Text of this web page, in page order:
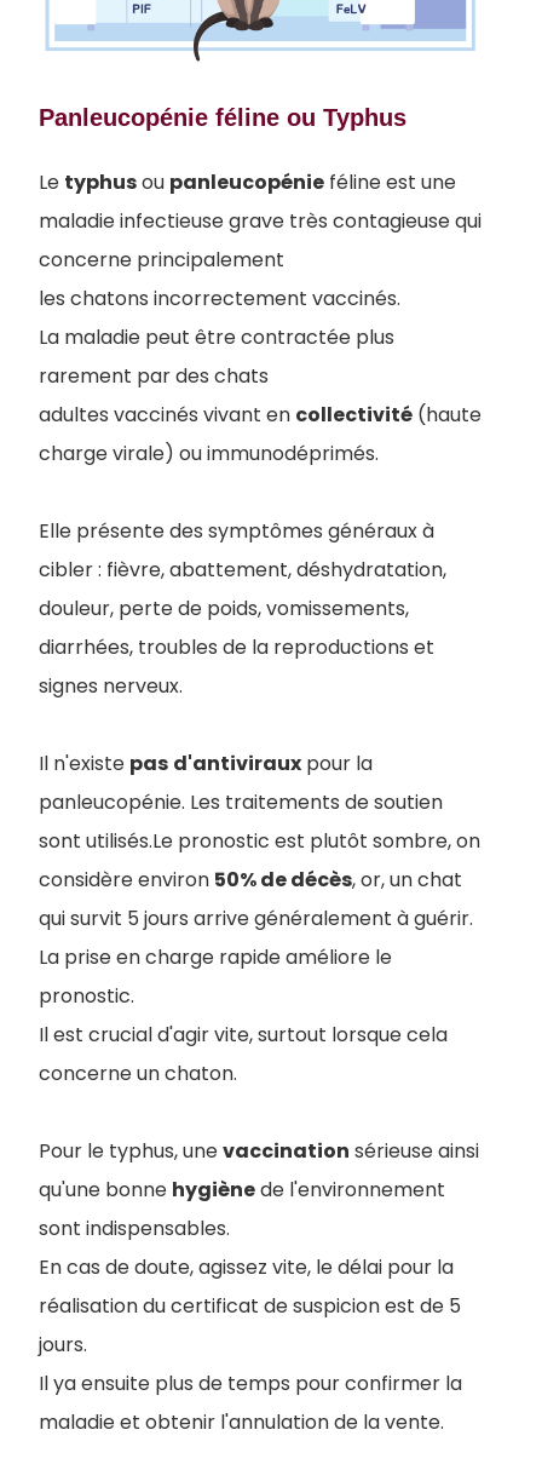
Panleucopénie féline ou Typhus
Le typhusou panleucopénie féline est une
maladie infectieuse grave très contagieuse qui
concerne principalement
les chatons incorrectement vaccinés.
La maladie peut être contractée plus
rarement par des chats
adultes vaccinés vivant en collectivité (haute
charge virale) ou immunodéprimés.
Elle présente des symptômes généraux à
cibler : fièvre, abattement, déshydratation,
douleur, perte de poids, vomissements,
diarrhées, troubles de la reproductions et
signes nerveux.
Il n'existe pas d'antiviraux pour la
panleucopénie. Les traitements de soutien
sont utilisés.Le pronostic est plutôt sombre, on
considère environ 50% de décès, or, un chat
qui survit 5 jours arrive généralement à guérir.
La prise en charge rapide améliore le
pronostic.
Il est crucial d'agir vite, surtout lorsque cela
concerne un chaton.
Pour le typhus, unevaccination sérieuse ainsi
qu'une bonne hygiènede l'environnement
sont indispensables.
En cas de doute, agissez vite, le délai pour la
réalisation du certificat de suspicion est de 5
jours.
Il ya ensuite plus de temps pour confirmer la
maladie et obtenir l'annulation de la vente.